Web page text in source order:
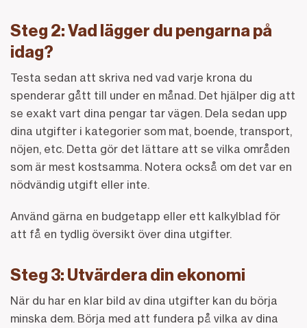
Steg 2: Vad lägger du pengarna på
idag?
Testa sedan att skriva ned vad varje krona du
spenderar gått till under en månad. Det hjälper dig att
se exakt vart dina pengar tar vägen. Dela sedan upp
dina utgifter i kategorier som mat, boende, transport,
nöjen, etc. Detta gör det lättare att se vilka områden
som är mest kostsamma. Notera också om det var en
nödvändig utgift eller inte.
Använd gärna en budgetapp eller ett kalkylblad för
att få en tydlig översikt över dina utgifter.
Steg 3: Utvärdera din ekonomi
När du har en klar bild av dina utgifter kan du börja
minska dem. Börja med att fundera på vilka av dina